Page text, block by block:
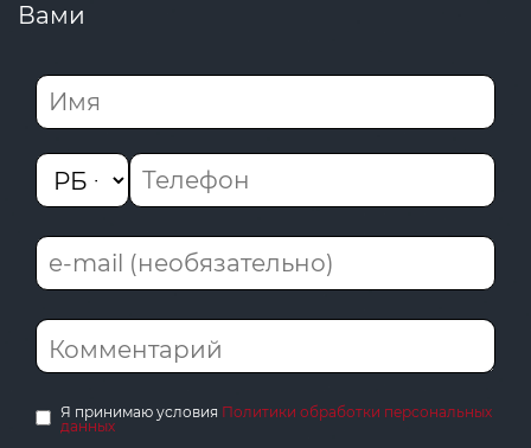
Вами
Я принимаю условия Политики обработки персональных
данных